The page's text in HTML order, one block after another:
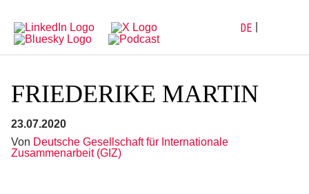
Hauptnavigation
Inhalt
DE
FRIEDERIKE MARTIN
23.07.2020
Von Deutsche Gesellschaft für Internationale
Zusammenarbeit (GIZ)